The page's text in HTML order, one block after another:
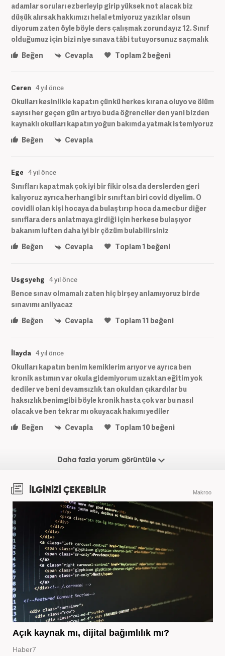
adamlar soruları ezberleyip girip yüksek not alacak biz
düşük alırsak hakkımızı helal etmiyoruz yazıklar olsun
diyorum zaten öyle böyle ders çalışmak zorundayız 12. Sınıf
olduğumuz için bizi niye sınava tâbi tutuyorsunuz saçmalık
Beğen
Cevapla Toplam2 beğeni
Ceren 4 yıl önce
Okulları kesinlikle kapatın çünkü herkes kırana oluyo ve ölüm
sayısı her geçen gün artıyo buda öğrenciler den yani bizden
kaynaklı okulları kapatın yoğun bakımda yatmak istemiyoruz
Beğen
Cevapla
Ege 4 yıl önce
Sınıfları kapatmak çok iyi bir fikir olsa da derslerden geri
kalıyoruz ayrıca herhangi bir sınıftan biri covid diyelim. O
covidli olan kişi hocaya da bulaştırıp hoca da mecbur diğer
sınıflara ders anlatmaya girdiği için herkese bulaşıyor
bakanım luften daha iyi bir çözüm bulabilirsiniz
Beğen
Cevapla Toplam1 beğeni
Usgsyehg 4 yıl önce
Bence sınav olmamalı zaten hiç birşey anlamıyoruz birde
sınavımı anliyacaz
Beğen
Cevapla Toplam11 beğeni
İlayda 4 yıl önce
Okulları kapatın benim kemiklerim arıyor ve ayrıca ben
kronik astımın var okula gidemiyorum uzaktan eğitim yok
dediler ve beni devamsızlık tan okuldan çıkardılar bu
haksızlık benimgibi böyle kronik hasta çok var bu nasıl
olacak ve ben tekrar mı okuyacak hakımı yediler
Beğen
Cevapla Toplam10beğeni
Daha fazla yorum görüntüle
İLGİNİZİ ÇEKEBİLİR Makroo
Açık kaynak mı, dijital bağımlılık mı?
Haber7